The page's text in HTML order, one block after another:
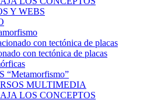
Y WEBS
con tectónica de placas
con tectónica de placas
“Metamorfismo”
MULTIMEDIA
LOS CONCEPTOS